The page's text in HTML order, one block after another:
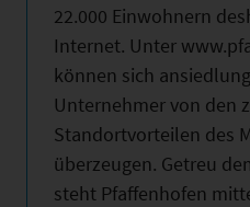
22.000 Einwohnern
Internet. Unter
können sich
Unternehmer von den
Standortvorteilen des
überzeugen. Getreu
steht Pfaffenhofen